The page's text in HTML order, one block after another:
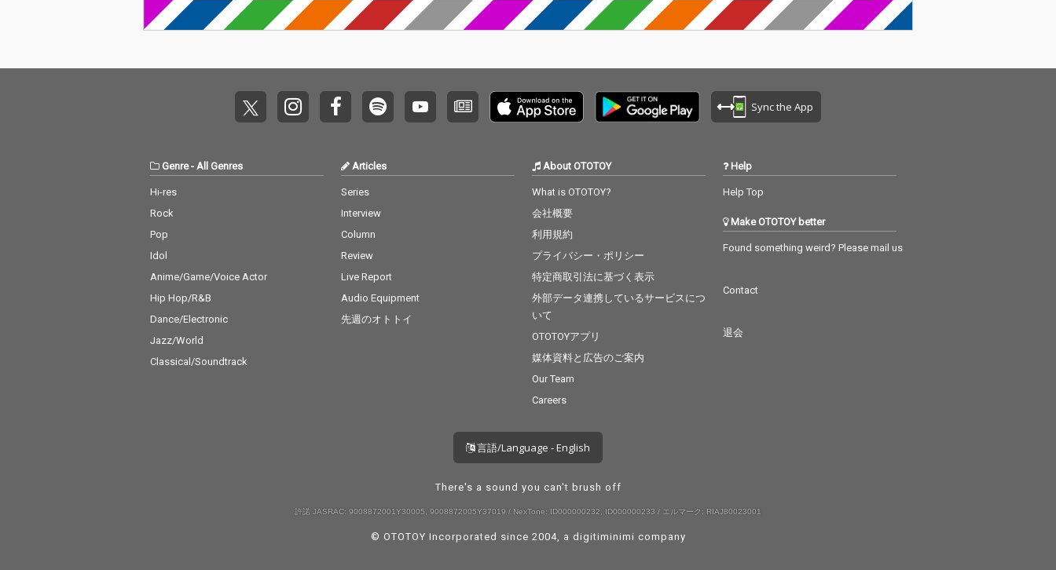
Sync the App
Genre- All Genres
Hi-res
Rock
Pop
Idol
Anime/Game/Voice Actor
Hip Hop/R&B
Dance/Electronic
Jazz/World
Classical/Soundtrack
Articles
Series
Interview
Column
Review
Live Report
Audio Equipment
先週のオトトイ
About OTOTOY
What is OTOTOY?
会社概要
利用規約
プライバシー・ポリシー
特定商取引法に基づく表示
外部データ連携しているサービスにつ
いて
OTOTOYアプリ
媒体資料と広告のご案内
Our Team
Careers
Help
Help Top
Make OTOTOY better
Found something weird? Please mail us
Contact
退会
言語/Language - English
There's a sound you can't brush off
許諾 JASRAC: 9008872001Y30005, 9008872005Y37019 / NexTone: ID000000232, ID000000233 / エルマーク: RIAJ80023001
© OTOTOY Incorporated since 2004, a digitiminimi company